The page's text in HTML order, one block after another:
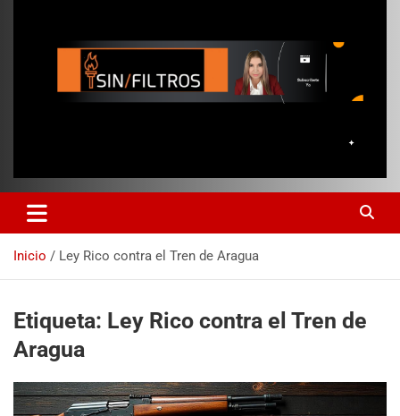
Inicio Ley Rico contra el Tren de Aragua
Etiqueta: Ley Rico contra el Tren de
Aragua